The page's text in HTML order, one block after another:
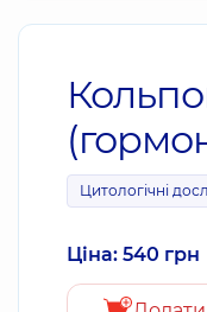
Цитологічні
Ціна: 540 грн